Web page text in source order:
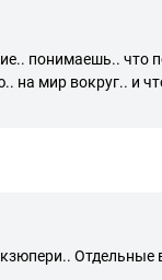
понимаешь.. что
на мир вокруг.. и
Отдельные